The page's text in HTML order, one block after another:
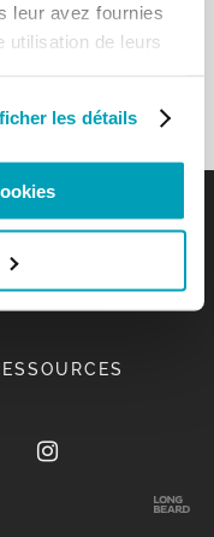
leur avez fournies
utilisation de leurs
les détails